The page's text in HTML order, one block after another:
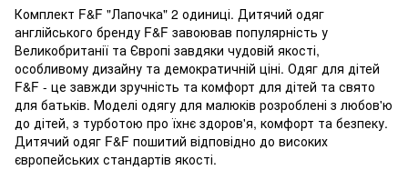
Комплект F&F "Лапочка" 2 одиниці. Дитячий одяг
англійського бренду F&F завоював популярність у
Великобританії та Європі завдяки чудовій якості,
особливому дизайну та демократичній ціні. Одяг для дітей
F&F - це завжди зручність та комфорт для дітей та свято
для батьків. Моделі одягу для малюків розроблені з любов'ю
до дітей, з турботою про їхнє здоров'я, комфорт та безпеку.
Дитячий одяг F&F пошитий відповідно до високих
європейських стандартів якості.